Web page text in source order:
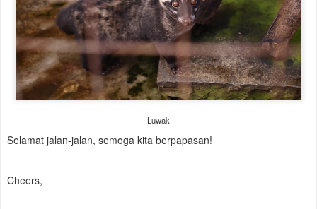
Luwak
Selamat jalan-jalan, semoga kita berpapasan!
Cheers,